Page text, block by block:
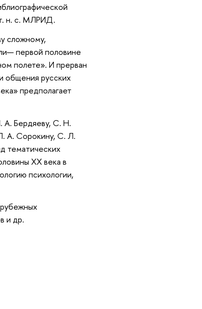
н. с. МЛРИД.
сложному,
первой половине
полете». И прерван
общения русских
предполагает
А. Бердяеву, С. Н.
А. Сорокину, С. Л.
тематических
XX века в
психологии,
и др.